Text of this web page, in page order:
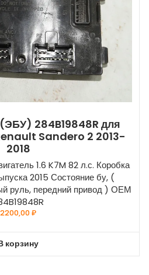
284B19848R для
Sandero 2 2013-
2018
1.6 K7M 82 л.с. Коробка
2015 Состояние бу, (
руль, передний привод ) ОЕМ
2200,00₽
корзину